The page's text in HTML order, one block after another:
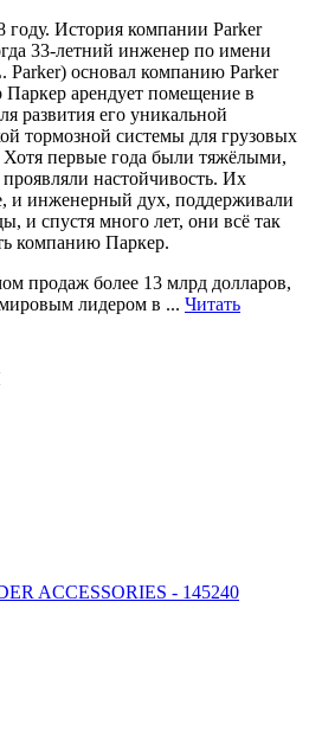
году. История компании Parker
33-летний инженер по имени
основал компанию Parker
арендует помещение в
развития его уникальной
тормозной системы для грузовых
Хотя первые года были тяжёлыми,
настойчивость. Их
и инженерный дух, поддерживали
и спустя много лет, они всё так
компанию Паркер.
продаж более 13 млрд долларов,
лидером в ... Читать
ACCESSORIES - 145240